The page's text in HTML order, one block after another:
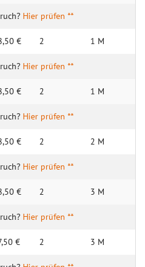
Hier prüfen **
€ 2 1 M
Hier prüfen **
€ 2 1 M
Hier prüfen **
€ 2 2 M
Hier prüfen **
€ 2 3 M
Hier prüfen **
€ 2 3 M